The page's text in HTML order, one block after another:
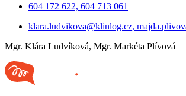
604 172 622, 604 713 061
klara.ludvikova@klinlog.cz,
Mgr. Klára Ludvíková, Mgr. Markéta Plívová